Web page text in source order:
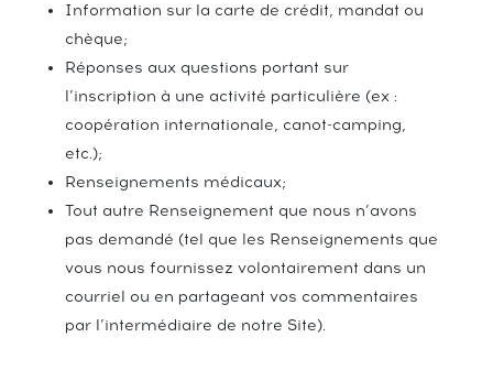
Information sur la carte de crédit, mandat ou
chèque;
Réponses aux questions portant sur
l’inscription à une activité particulière (ex :
coopération internationale, canot-camping,
etc.);
Renseignements médicaux;
Tout autre Renseignement que nous n’avons
pas demandé (tel que les Renseignements que
vous nous fournissez volontairement dans un
courriel ou en partageant vos commentaires
par l’intermédiaire de notre Site).